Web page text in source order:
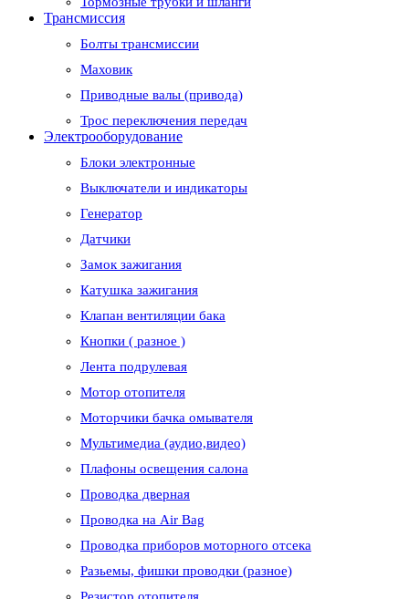
Трансмиссия
Болты трансмиссии
Маховик
Приводные валы (привода)
Трос переключения передач
Электрооборудование
Блоки электронные
Выключатели и индикаторы
Генератор
Датчики
Замок зажигания
Катушка зажигания
Клапан вентиляции бака
Кнопки ( разное )
Лента подрулевая
Мотор отопителя
Моторчики бачка омывателя
Мультимедиа (аудио,видео)
Плафоны освещения салона
Проводка дверная
Проводка на Air Bag
Проводка приборов моторного отсека
Разьемы, фишки проводки (разное)